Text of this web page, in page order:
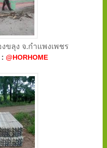
ขลุง จ.กำแพงเพชร
:@HORHOME